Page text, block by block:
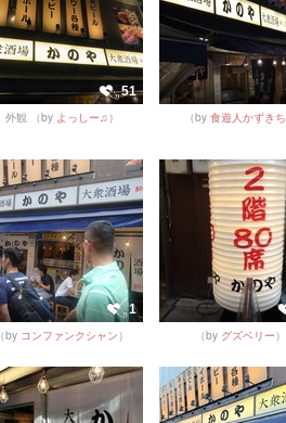
51
外観 （by よっしー♫ ） （by 食遊人かずきち
1
（by コンファンクシャン ） （by グズベリー ）